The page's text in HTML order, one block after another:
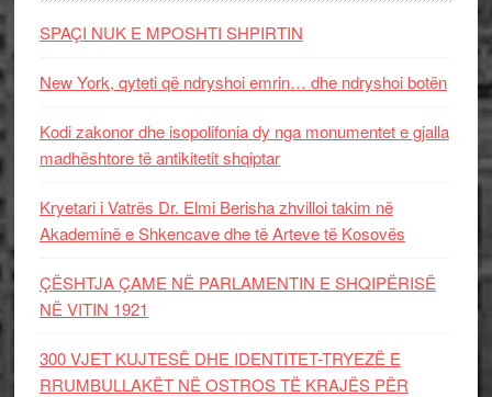
SPAÇI NUK E MPOSHTI SHPIRTIN
New York, qyteti që ndryshoi emrin… dhe ndryshoi botën
Kodi zakonor dhe isopolifonia dy nga monumentet e gjalla
madhështore të antikitetit shqiptar
Kryetari i Vatrës Dr. Elmi Berisha zhvilloi takim në
Akademinë e Shkencave dhe të Arteve të Kosovës
ÇËSHTJA ÇAME NË PARLAMENTIN E SHQIPËRISË
NË VITIN 1921
300 VJET KUJTESË DHE IDENTITET-TRYEZË E
RRUMBULLAKËT NË OSTROS TË KRAJËS PËR